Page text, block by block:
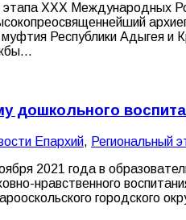
этапа XXX Международных
Республики Адыгея
дошкольного
Епархий, Региональный
2021 года в
нравственного
городского